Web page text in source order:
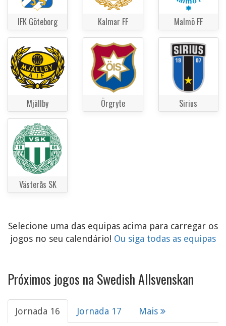
IFK Göteborg Kalmar FF Malmö FF
Mjällby Örgryte Sirius
Västerås SK
Selecione uma das equipas acima para carregar os
jogos no seu calendário! Ou siga todas as equipas
Próximos jogos na Swedish Allsvenskan
Jornada 16 Jornada 17 Mais